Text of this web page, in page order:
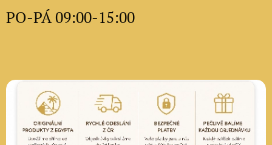
PO-PÁ 09:00-15:00